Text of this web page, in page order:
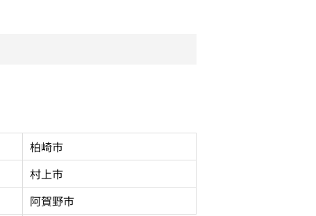
柏崎市
村上市
阿賀野市